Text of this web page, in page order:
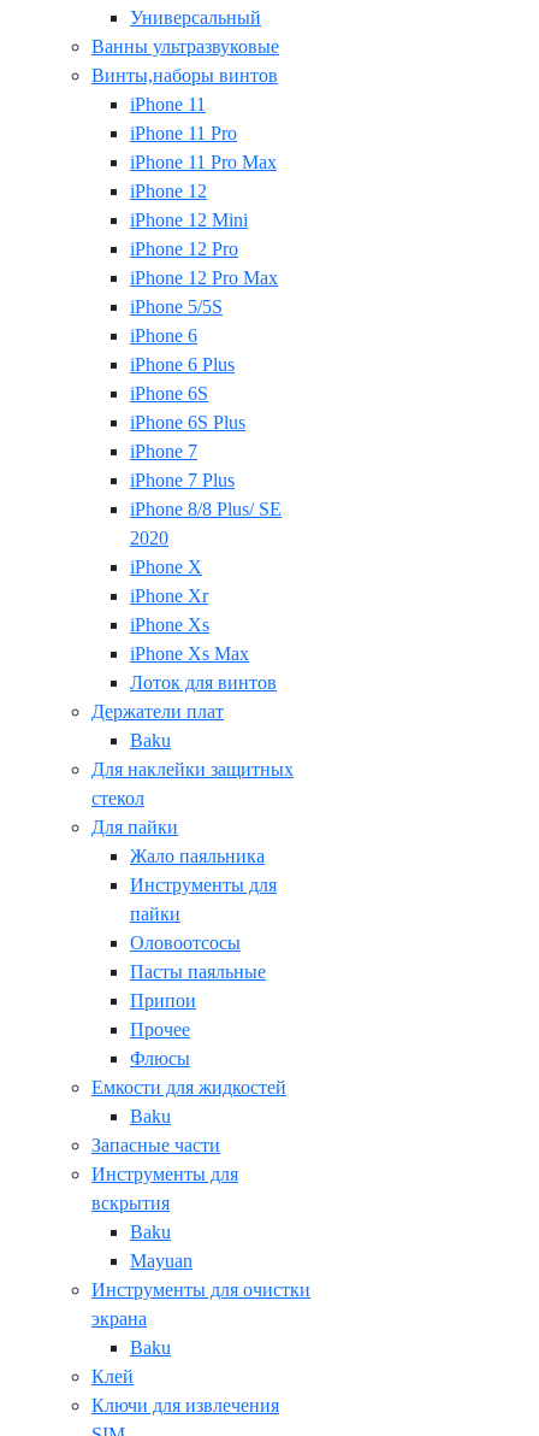
Универсальный
Ванны ультразвуковые
Винты,наборы винтов
iPhone 11
iPhone 11 Pro
iPhone 11 Pro Max
iPhone 12
iPhone 12 Mini
iPhone 12 Pro
iPhone 12 Pro Max
iPhone 5/5S
iPhone 6
iPhone 6 Plus
iPhone 6S
iPhone 6S Plus
iPhone 7
iPhone 7 Plus
iPhone 8/8 Plus/ SE
2020
iPhone X
iPhone Xr
iPhone Xs
iPhone Xs Max
Лоток для винтов
Держатели плат
Baku
Для наклейки защитных
стекол
Для пайки
Жало паяльника
Инструменты для
пайки
Оловоотсосы
Пасты паяльные
Припои
Прочее
Флюсы
Емкости для жидкостей
Baku
Запасные части
Инструменты для
вскрытия
Baku
Mayuan
Инструменты для очистки
экрана
Baku
Клей
Ключи для извлечения